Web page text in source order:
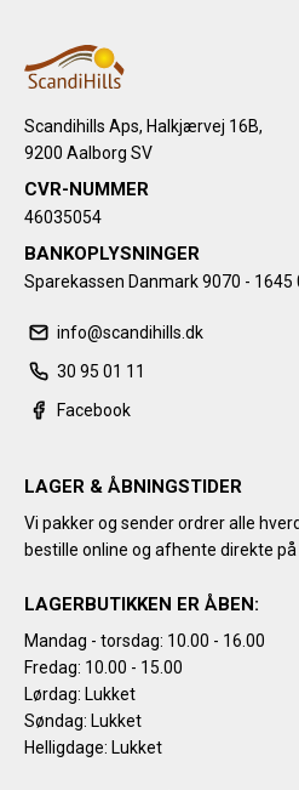
Scandihills Aps, Halkjærvej 16B,
9200 Aalborg SV
CVR-NUMMER
46035054
BANKOPLYSNINGER
Sparekassen Danmark 9070 - 1645
info@scandihills.dk
30 95 01 11
Facebook
LAGER & ÅBNINGSTIDER
Vi pakker og sender ordrer alle
bestille online og afhente direkte på
LAGERBUTIKKEN ER ÅBEN:
Mandag - torsdag: 10.00 - 16.00
Fredag: 10.00 - 15.00
Lørdag: Lukket
Søndag: Lukket
Helligdage: Lukket